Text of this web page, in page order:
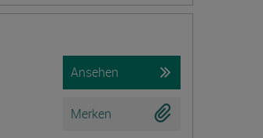
Ansehen
Merken